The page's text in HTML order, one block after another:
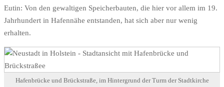
Eutin: Von den gewaltigen Speicherbauten, die hier vor allem im 19.
Jahrhundert in Hafennähe entstanden, hat sich aber nur wenig
erhalten.
Hafenbrücke und Brückstraße, im Hintergrund der Turm der Stadtkirche